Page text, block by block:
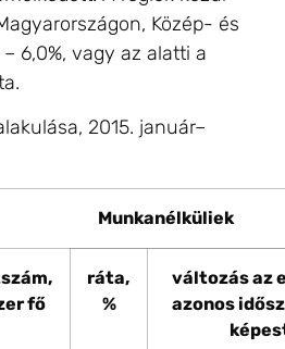
Közép- és
6,0%, vagy az alatti a
2015. január–
Munkanélküliek
fő
ráta,
%
változás az
azonos